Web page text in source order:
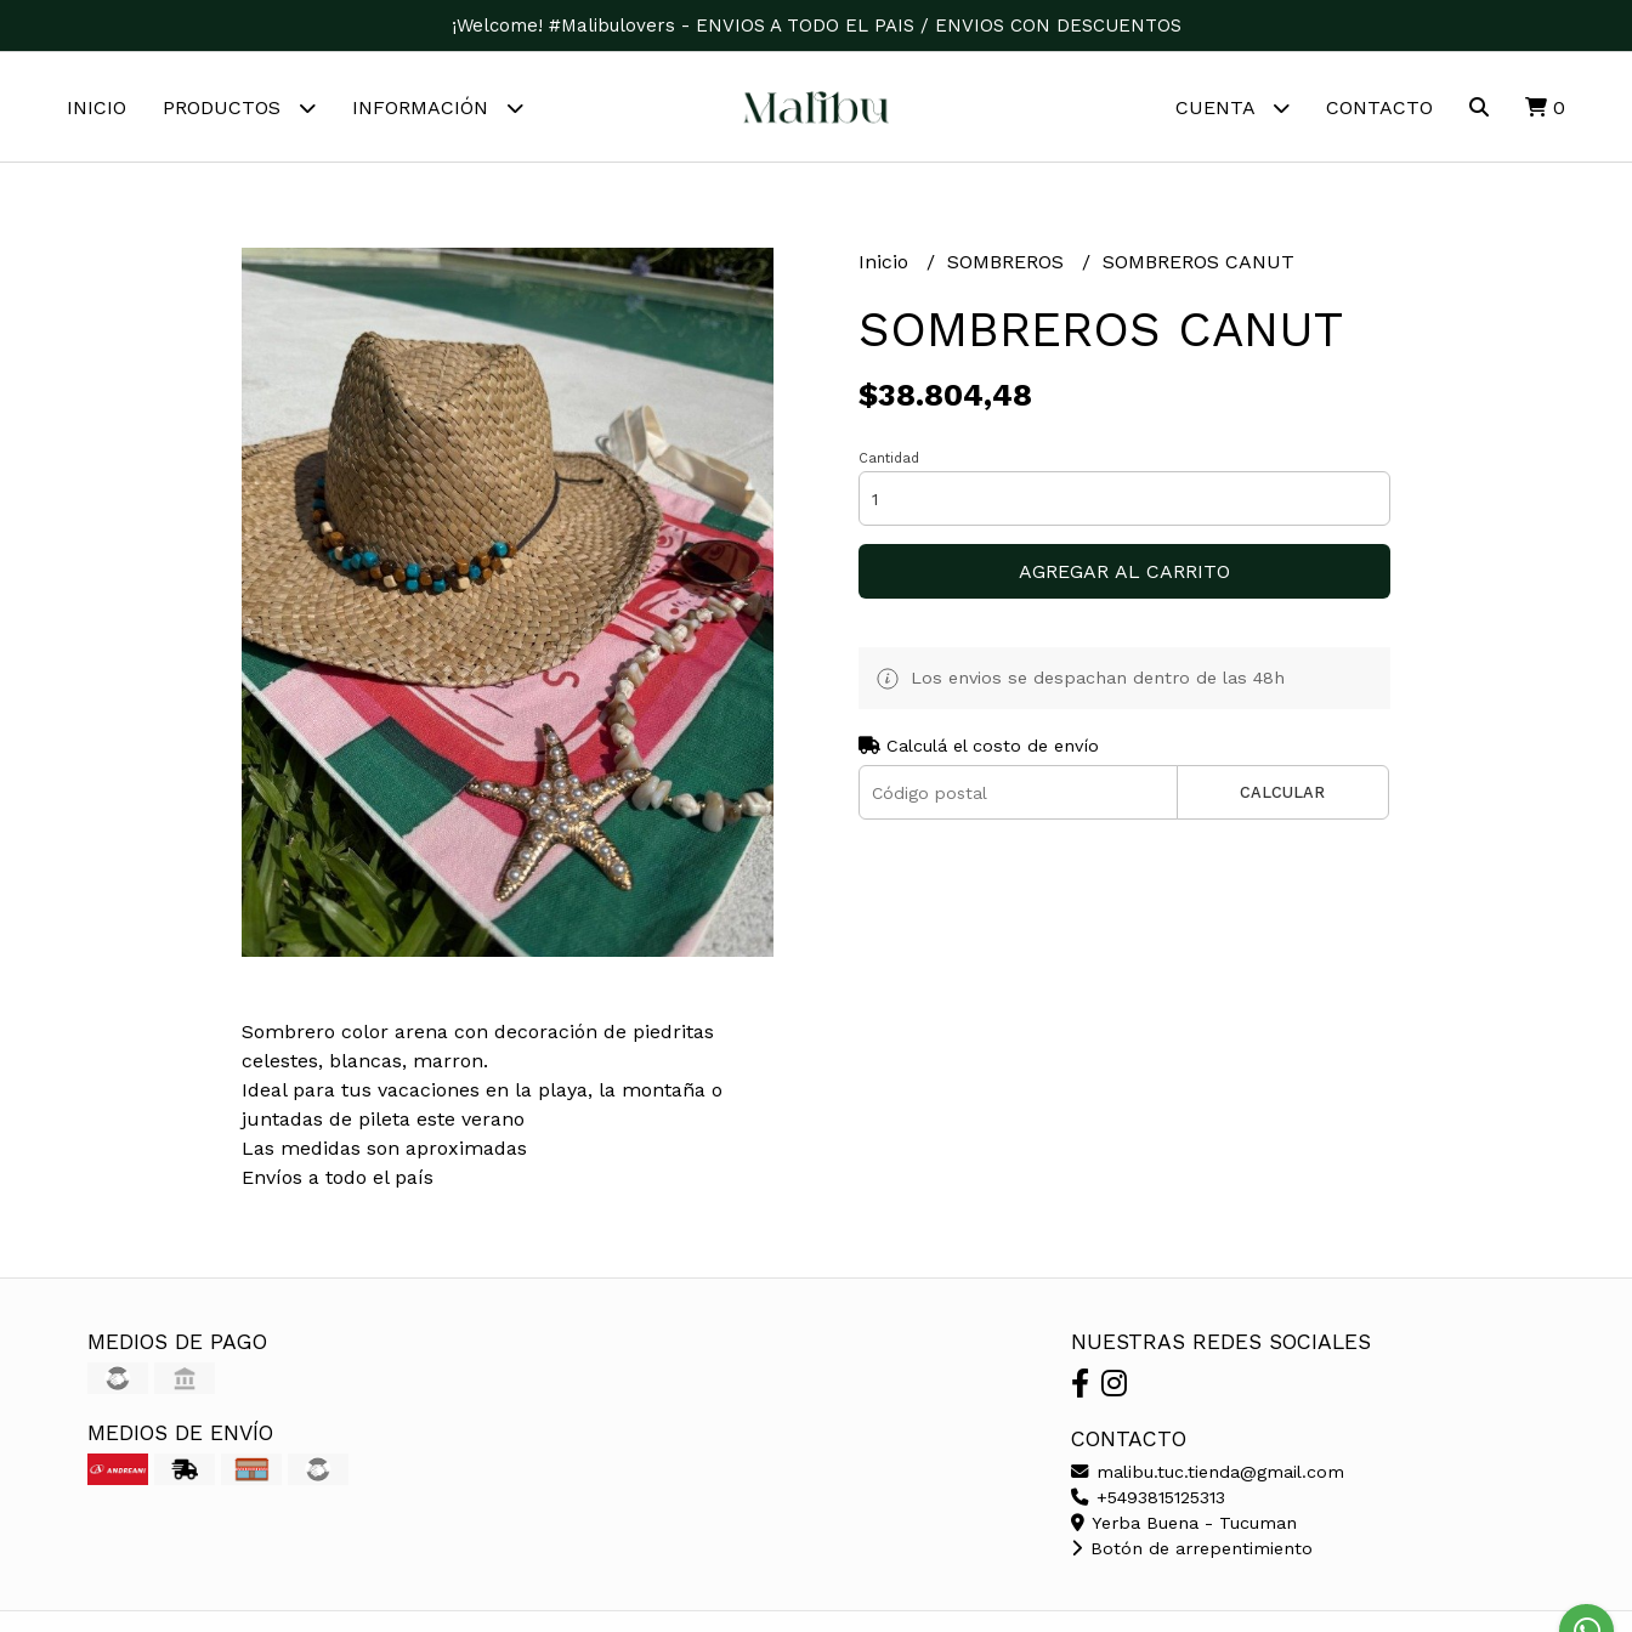
¡Welcome! #Malibulovers - ENVIOS A TODO EL PAIS / ENVIOS CON DESCUENTOS
INICIO PRODUCTOS INFORMACIÓN CUENTA CONTACTO 0
Sombrero color arena con decoración de piedritas
celestes, blancas, marron.
Ideal para tus vacaciones en la playa, la montaña o
juntadas de pileta este verano
Las medidas son aproximadas
Envíos a todo el país
Inicio SOMBREROS SOMBREROS CANUT
SOMBREROS CANUT
$38.804,48
Cantidad
AGREGAR AL CARRITO
Los envios se despachan dentro de las 48h
Calculá el costo de envío
CALCULAR
MEDIOS DE PAGO
MEDIOS DE ENVÍO
NUESTRAS REDES SOCIALES
CONTACTO
malibu.tuc.tienda@gmail.com
+5493815125313
Yerba Buena - Tucuman
Botón de arrepentimiento